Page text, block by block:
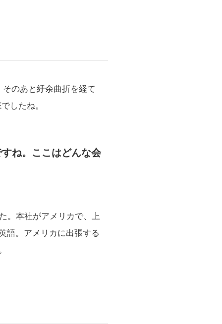
のあと紆余曲折を経て
したね。
ね。ここはどんな会
。本社がアメリカで、上
語。アメリカに出張する